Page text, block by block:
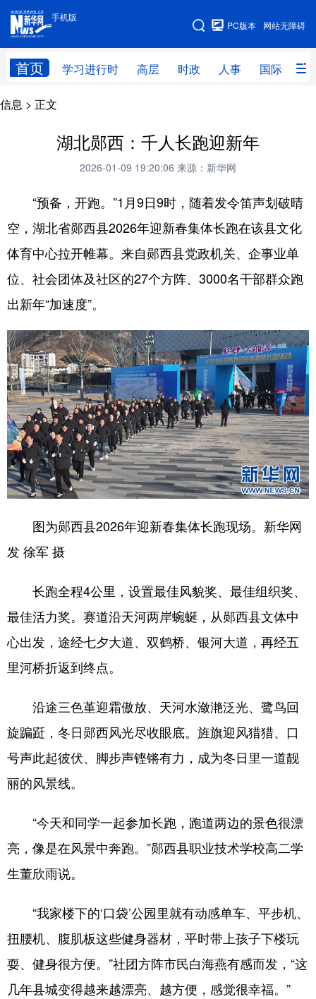
手机版
网站无障碍
PC版本
首页 学习进行时 高层 时政 人事 国际 财
手机版
网站地图
学习进行时
财经 网评
思客智库 全球连线
科技 科创 量子 体育
文化 书画 健康 军事
访谈 视频 图片 政务
法律 中央文件 金融 汽车
食品
学术中国 乡村振兴 银龄 溯源中国
城市 旅游 能源 会展
彩票 娱乐 时尚 悦读
公益 一带一路 亚太网 上市公司
文化产业
地方频道
北京
山东 河南 湖北 湖南
广东
陕西 甘肃 青海 宁夏
新疆 内蒙古 黑龙江
English Español Français عربى
Русский язык
信息 > 正文
湖北郧西：千人长跑迎新年
2026-01-09 19:20:06 来源：新华网
“预备，开跑。”1月9日9时，随着发令笛声划破晴
空，湖北省郧西县2026年迎新春集体长跑在该县文化
体育中心拉开帷幕。来自郧西县党政机关、企事业单
位、社会团体及社区的27个方阵、3000名干部群众跑
出新年“加速度”。
图为郧西县2026年迎新春集体长跑现场。新华网
发 徐军 摄
长跑全程4公里，设置最佳风貌奖、最佳组织奖、
最佳活力奖。赛道沿天河两岸蜿蜒，从郧西县文体中
心出发，途经七夕大道、双鹤桥、银河大道，再经五
里河桥折返到终点。
沿途三色堇迎霜傲放、天河水潋滟泛光、鹭鸟回
旋蹁跹，冬日郧西风光尽收眼底。旌旗迎风猎猎、口
号声此起彼伏、脚步声铿锵有力，成为冬日里一道靓
丽的风景线。
“今天和同学一起参加长跑，跑道两边的景色很漂
亮，像是在风景中奔跑。”郧西县职业技术学校高二学
生董欣雨说。
“我家楼下的‘口袋’公园里就有动感单车、平步机、
扭腰机、腹肌板这些健身器材，平时带上孩子下楼玩
耍、健身很方便。”社团方阵市民白海燕有感而发，“这
几年县城变得越来越漂亮、越方便，感觉很幸福。”